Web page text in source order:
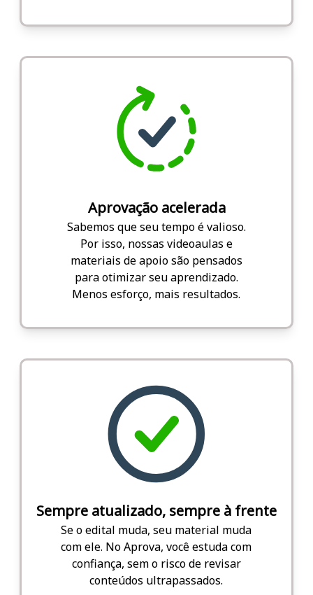
Aprovação acelerada
Sabemos que seu tempo é valioso.
Por isso, nossas videoaulas e
materiais de apoio são pensados
para otimizar seu aprendizado.
Menos esforço, mais resultados.
Sempre atualizado, sempre à frente
Se o edital muda, seu material muda
com ele. No Aprova, você estuda com
confiança, sem o risco de revisar
conteúdos ultrapassados.